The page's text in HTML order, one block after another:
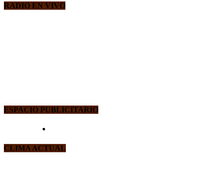
RADIO EN VIVO
ESPACIO PUBLICITARIO
CLIMA ACTUAL